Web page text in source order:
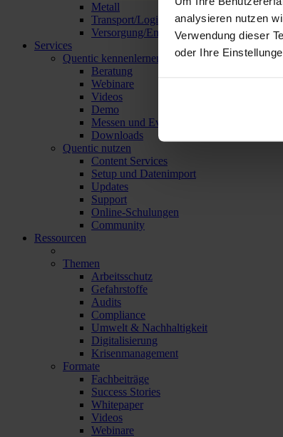
analysieren nutzen
Verwendung dieser
oder Ihre
Metall
Transport/Logistik
Versorgung/Entsorgung
Services
Quentic kennenlernen
Beratung
Webinare
Videos
Demo
Messen und Events
Downloads
Quentic nutzen
Content Services
Setup und Datenimport
Updates
Support
Online-Schulungen
Community
Ressourcen
Themen
Arbeitsschutz
Gefahrstoffe
Audits
Compliance
Umwelt & Nachhaltigkeit
Digitalisierung
Krisenmanagement
Formate
Fachbeiträge
Success Stories
Whitepaper
Videos
Webinare